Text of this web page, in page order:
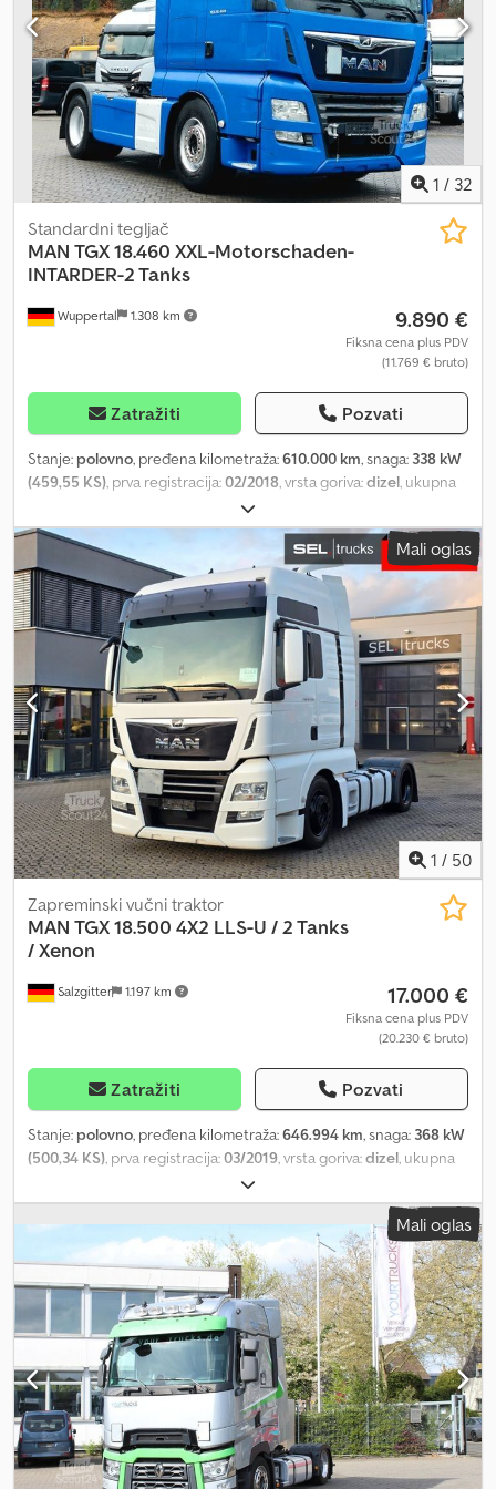
1 / 32
Wuppertal 1.308 km
Standardni tegljač
MAN TGX 18.460 XXL-Motorschaden-
INTARDER-2 Tanks
9.890 €
Fiksna cena plus PDV
(11.769 € bruto)
Zatražiti Pozvati
Stanje: polovno, pređena kilometraža:610.000 km, snaga: 338 kW
(459,55 KS) , prva registracija:02/2018 , vrsta goriva:dizel , ukupna
, konfiguracija osovina:
inspekcija (TÜV):02/2026, kočnice:retarder, boja:plava, tip
prenosa:automatski Euro 6, Godina proizvodnje:
2018, Oprema:
ABS, elektronski program stabilnosti (ESP), filter
za čađ, grejač za parkiranje, imao je nesreću, klima uređaj
NETO CENA * Oštećenje motora, pukotina u bloku * XXL kabina
sa 2 ležaja * ACC upozorenje na razmak * Lisnato/vazdušno
vešanje * Asistent za hitno kočenje * Asistent za kretanje uzbrdo
* ZF intarder * 2 rezervoara (480l/240l) * Frižider * Parking klima *
Suncobran * Nemačko vozilo * Veoma dobro stanje WhatsApp:
Zadržavamo pravo na greške i međuprodaju!! Prodaja bez ikakvih
garancija!! Dodpfxjyklgpe Ai Rjwa - Govorimo ruski - We speak
English - Govorimo poljski - Govorimo ukrajinski - Hablamos
español
Mali oglas
1 / 50
Salzgitter 1.197 km
Zapreminski vučni traktor
MAN TGX 18.500 4X2 LLS-U / 2 Tanks
/ Xenon
17.000 €
Fiksna cena plus PDV
(20.230 € bruto)
Zatražiti Pozvati
Stanje: polovno, pređena kilometraža:646.994 km, snaga: 368 kW
(500,34 KS), prva registracija:03/2019, vrsta goriva:dizel, ukupna
, konfiguracija osovina:
prenosa:automatski, emisioni razred:Euro 6, Godina proizvodnje:
2019, Oprema:grejač za parkiranje, klima uređaj , Posetite našu
veb stranicu gde možete pronaći kompletnu ponudu vozila sa
mnogo dodatnih fotografija i informacija na više jezika. SEL 8263
MAN TGX 18.500 4X2 LLS-U 2 rezervoara / ksenon poljska
registracija Prva registracija: 06.03.2019 Godina proizvodnje: 2019
646.994 km Radni sati motora: 9.920 Euro 6 Tehnička ukupna
dozvoljena masa (kg): 19.000 Dozvoljena ukupna masa (kg): 18.000
Prazna masa (kg): 8.000 Broj šasije (VIN): WMA13XZZ2KP123799
MOTOR I MENJAČ: Radna zapremina: 12.419 ccm Broj cilindara: 6 u
liniji Snaga: 368 kW / 500 KS Menjač: automatski Motorna kočnica
Intarder: NE GUME I OSOVINE: Dimenzije guma: 315/60 R 22,5, 5/60
R 22,5 Konfiguracija osovina: 4x2 Vazdušno ogibljenje Disk kočnice
Mali oglas